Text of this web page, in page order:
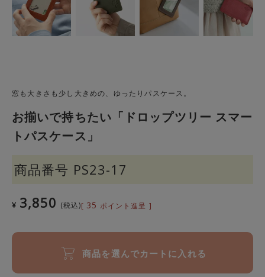
窓も大きさも少し大きめの、ゆったりパスケース。
お揃いで持ちたい「ドロップツリー スマー
トパスケース」
商品番号 PS23-17
¥ 3,850 税込 [ 35 ポイント進呈 ]
商品を選んでカートに入れる